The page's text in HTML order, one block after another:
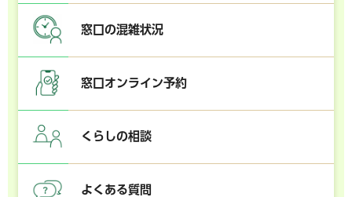
窓口の混雑状況
窓口オンライン予約
くらしの相談
よくある質問